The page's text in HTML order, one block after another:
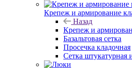
Крепеж и армирование
Назад
Крепеж и
Базальтовая сетка
Просечка кладочная
Сетка